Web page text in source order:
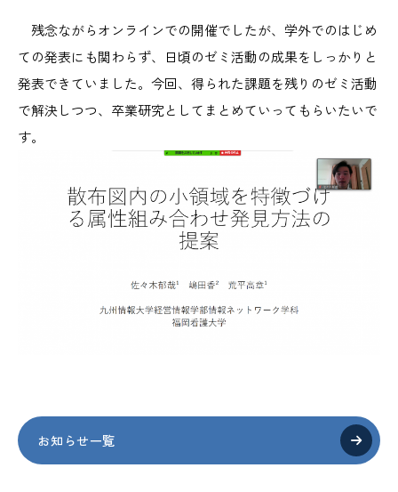
残念ながらオンラインでの開催でしたが、学外でのはじめ
ての発表にも関わらず、日頃のゼミ活動の成果をしっかりと
発表できていました。今回、得られた課題を残りのゼミ活動
で解決しつつ、卒業研究としてまとめていってもらいたいで
す。
お知らせ一覧